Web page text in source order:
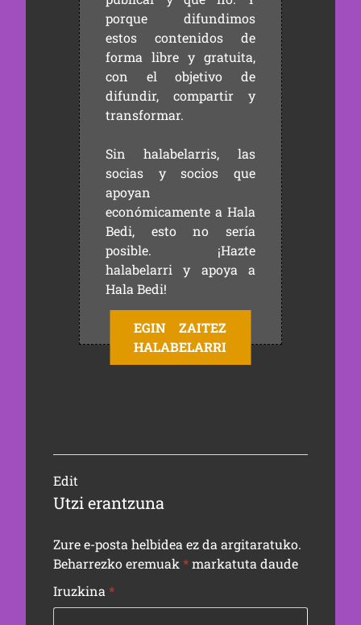
porque difundimos
estos contenidos de
forma libre y gratuita,
con el objetivo de
difundir, compartir y
transformar.
Sin halabelarris, las
socias y socios que
apoyan
económicamente a Hala
Bedi, esto no sería
posible. ¡Hazte
halabelarri y apoya a
Hala Bedi!
EGIN ZAITEZ
HALABELARRI
Edit
Utzi erantzuna
Zure e-posta helbidea ez da argitaratuko.
Beharrezko eremuak *markatuta daude
Iruzkina *